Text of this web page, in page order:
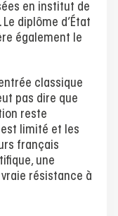
en institut de
diplôme d’État
également le
classique
pas dire que
reste
limité et les
français
une
résistance à